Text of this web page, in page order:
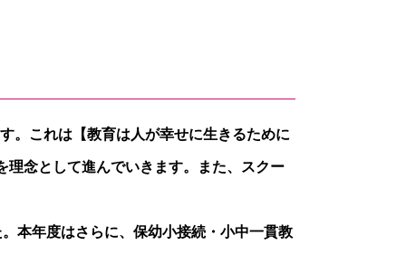
。これは【教育は人が幸せに生きるために
理念として進んでいきます。また、スクー
本年度はさらに、保幼小接続・小中一貫教